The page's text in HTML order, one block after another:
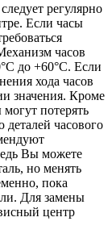
регулярно
Если часы
часов
до +60°C. Если
хода часов
значения. Кроме
потерять
часового
Вы можете
но менять
пока
Для замены
центр